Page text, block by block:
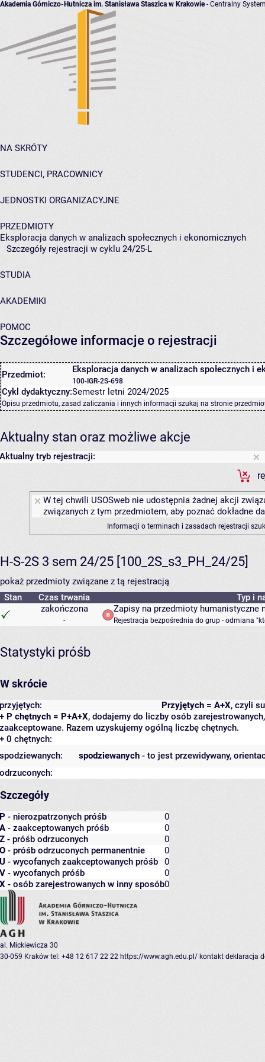
Akademia Górniczo-Hutnicza im. Stanisława Staszica w Krakowie- Centralny
NA SKRÓTY
STUDENCI, PRACOWNICY
JEDNOSTKI ORGANIZACYJNE
PRZEDMIOTY
Eksploracja danych w analizach społecznych i ekonomicznych
Szczegóły rejestracji w cyklu 24/25-L
STUDIA
AKADEMIKI
POMOC
Szczegółowe informacje o rejestracji
Przedmiot: Eksploracja danych w analizach społecznych i
100-IGR-2S-698
Cykl dydaktyczny:Semestr letni 2024/2025
Opisu przedmiotu, zasad zaliczania i innych informacji szukaj na stronie
Aktualny stan oraz możliwe akcje
Aktualny tryb rejestracji:
W tej chwili USOSweb nie udostępnia żadnej akcji
związanych z tym przedmiotem, aby poznać dokładne
Informacji o terminach i zasadach rejestracji
H-S-2S 3 sem 24/25 [100_2S_s3_PH_24/25]
pokaż przedmioty związane z tą rejestracją
Stan
Czas trwania
Typ i
zakończona
-
Zapisy na przedmioty humanistyczne
Rejestracja bezpośrednia do grup - odmiana
Statystyki próśb
W skrócie
Przyjętych = A+X, czyli
przyjętych:
+ P chętnych = P+A+X, dodajemy do liczby osób
zaakceptowane. Razem uzyskujemy ogólną liczbę chętnych.
+ 0 chętnych:
spodziewanych - to jest przewidywany,
spodziewanych:
odrzuconych:
Szczegóły
P - nierozpatrzonych próśb
0
A - zaakceptowanych próśb
0
Z - próśb odrzuconych
0
O - próśb odrzuconych permanentnie
0
U - wycofanych zaakceptowanych próśb
0
V - wycofanych próśb
0
X - osób zarejestrowanych w inny sposób0
al. Mickiewicza 30
30-059 Kraków tel: +48 12 617 22 22 https://www.agh.edu.pl/ kontakt deklaracja